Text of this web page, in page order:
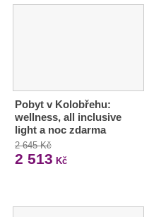
Pobyt v Kolobřehu:
wellness, all inclusive
light a noc zdarma
2 645 Kč
2 513 Kč